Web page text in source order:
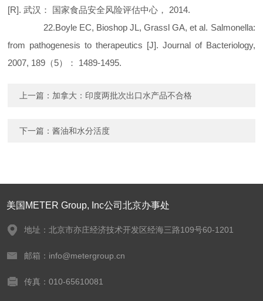
[R]. 武汉： 国家食品安全风险评估中心， 2014.
22.Boyle EC, Bioshop JL, Grassl GA, et al. Salmonella:
from pathogenesis to therapeutics [J]. Journal of Bacteriology,
2007, 189（5）： 1489-1495.
上一篇： 加拿大：印度两批次出口水产品不合格
下一篇：酱油和水分活度
美国METER Group, Inc公司北京办事处
地址：北京市亦庄经济技术开发区经海三路109号60-1201
邮箱：info@metergroup.cn
传真：010-65610081